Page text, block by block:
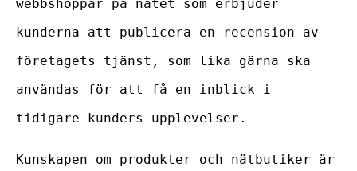
webbshoppar på nätet som erbjuder
kunderna att publicera en recension av
företagets tjänst, som lika gärna ska
användas för att få en inblick i
tidigare kunders upplevelser.
Kunskapen om produkter och nätbutiker är